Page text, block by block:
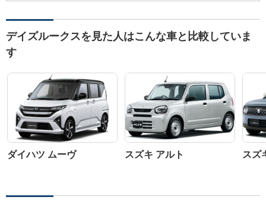
デイズルークスを見た人はこんな車と比較していま
す
ダイハツ ムーヴ スズキ アルト スズ